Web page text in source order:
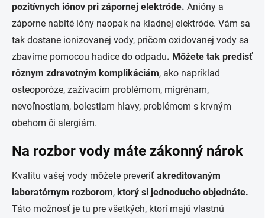
pozitívnych iónov pri zápornej elektróde. Anióny a
záporne nabité ióny naopak na kladnej elektróde. Vám sa
tak dostane ionizovanej vody, pričom oxidovanej vody sa
zbavíme pomocou hadice do odpadu. Môžete tak predísť
rôznym zdravotným komplikáciám, ako napríklad
osteoporóze, zažívacím problémom, migrénam,
nevoľnostiam, bolestiam hlavy, problémom s krvným
obehom či alergiám.
Na rozbor vody máte zákonný nárok
Kvalitu vašej vody môžete preveriť akreditovaným
laboratórnym rozborom, ktorý si jednoducho objednáte.
Táto možnosť je tu pre všetkých, ktorí majú vlastnú